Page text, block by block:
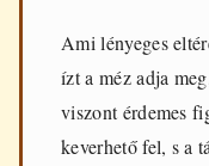
Ami lényeges
ízt a méz adja
viszont érdemes
keverhető fel, s a